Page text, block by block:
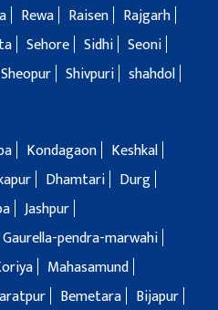
Rewa Raisen
Rajgarh
Sehore Sidhi Seoni
Sheopur Shivpuri shahdol
Kondagaon
Keshkal
Dhamtari
Durg
Jashpur
Gaurella-pendra-marwahi
Mahasamund
Bemetara
Bijapur